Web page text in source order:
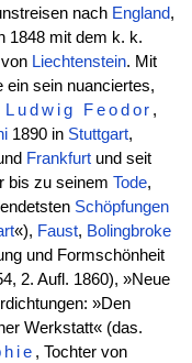
nach England,
1848 mit dem k. k.
Liechtenstein. Mit
ein sein nuanciertes,
Ludwig Feodor ,
1890 in Stuttgart,
Frankfurtund seit
bis zu seinem Tode,
Schöpfungen
«), Faust, Bolingbroke
und Formschönheit
2. Aufl. 1860), »Neue
»Den
Werkstatt« (das.
, Tochter von